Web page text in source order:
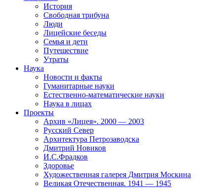
История
Свободная трибуна
Люди
Лицейские беседы
Семья и дети
Путешествие
Утраты
Наука
Новости и факты
Гуманитарные науки
Естественно-математические науки
Наука в лицах
Проекты
Архив «Лицея». 2000 — 2003
Русский Север
Архитектура Петрозаводска
Дмитрий Новиков
И.С.Фрадков
Здоровье
Художественная галерея Дмитрия Москина
Великая Отечественная. 1941 — 1945